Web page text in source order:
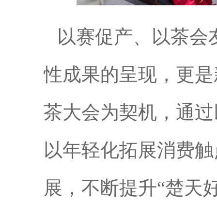
以赛促产、以茶
性成果的呈现，更
茶大会为契机，通
以年轻化拓展消费
展，不断提升“楚天